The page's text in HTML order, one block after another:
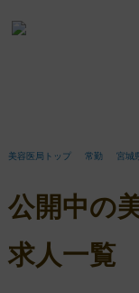
公
開
ク
医
求
美容医局トップ 常勤 宮城
公開中の
求人一覧